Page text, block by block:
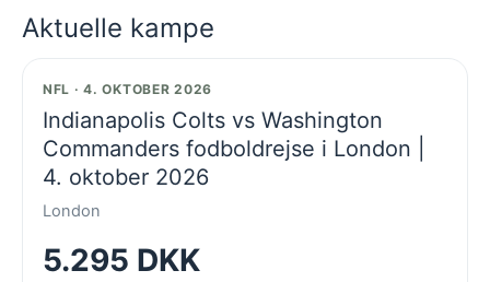
Aktuelle kampe
NFL · 4. OKTOBER 2026
Indianapolis Colts vs Washington
Commanders fodboldrejse i London |
4. oktober 2026
London
5.295 DKK